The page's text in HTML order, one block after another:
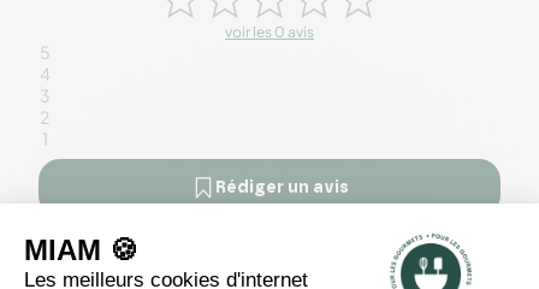
voir les 0 avis
5
4
3
2
1
Rédiger un avis